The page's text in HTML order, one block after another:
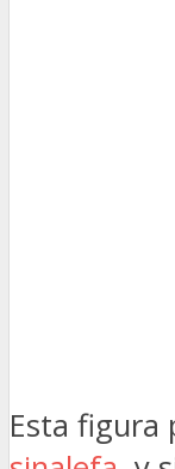
Esta figura